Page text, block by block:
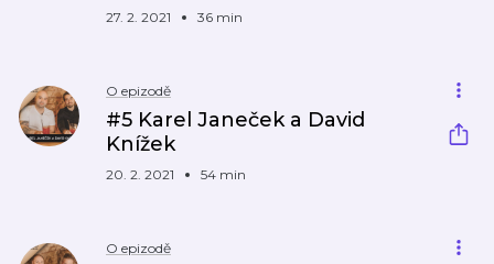
27. 2. 2021 36 min
O epizodě
#5 Karel Janeček a David
Knížek
20. 2. 2021 54 min
O epizodě